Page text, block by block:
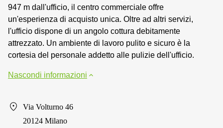
947 m dall'ufficio, il centro commerciale offre
un'esperienza di acquisto unica. Oltre ad altri servizi,
l'ufficio dispone di un angolo cottura debitamente
attrezzato. Un ambiente di lavoro pulito e sicuro è la
cortesia del personale addetto alle pulizie dell'ufficio.
Nascondi informazioni
Via Volturno 46
20124 Milano